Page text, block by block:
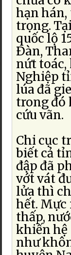
hạn
trọng.
quốc lộ
Ðàn,
nứt toác,
Nghiệp
lúa đã
trong đó
cứu vãn.
Chi cục
biết cả
đập đã
vớt vát
lửa thì
hết. Mực
thấp,
khiến hệ
như